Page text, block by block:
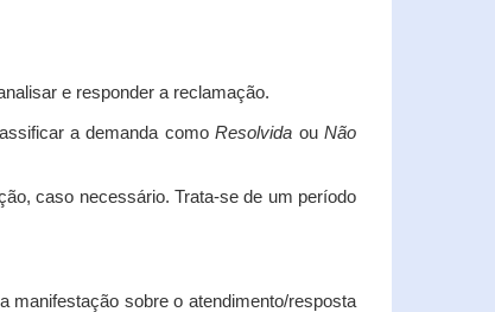
e responder a reclamação.
a demanda comoResolvida ouNão
caso necessário. Trata-se de um período
manifestação sobre o atendimento/resposta